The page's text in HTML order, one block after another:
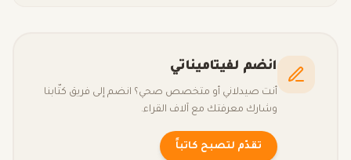
انضم لفيتاميناتي
أنت صيدلاني أو متخصص صحي؟ انضم إلى فريق كتّابنا
وشارك معرفتك مع آلاف القراء.
تقدّم لتصبح كاتباً